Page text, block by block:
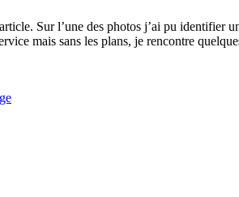
Sur l’une des photos j’ai pu
mais sans les plans, je rencontre